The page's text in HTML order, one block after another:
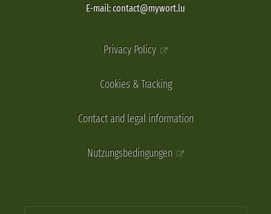
E-mail: contact@mywort.lu
Privacy Policy
Cookies & Tracking
Contact and legal information
Nutzungsbedingungen